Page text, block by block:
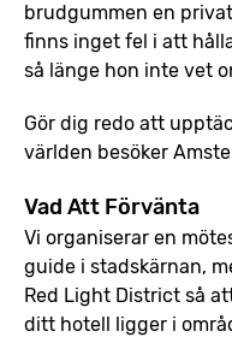
brudgummen en
finns inget fel i att
så länge hon inte vet
Gör dig redo att
världen besöker
Vad Att Förvänta
Vi organiserar en
guide i stadskärnan,
Red Light District så
ditt hotell ligger i